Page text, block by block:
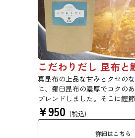
こだわりだし 昆布と
真昆布の上品な甘みとクセの
に、羅臼昆布の濃厚でコクの
ブレンドしました。そこに鰹
合わせ、さらに深い味わいのお
した。素材そのままの味と香
さい。鍋物、煮物、汁物、炊
¥950 (税込)
詳細はこちら